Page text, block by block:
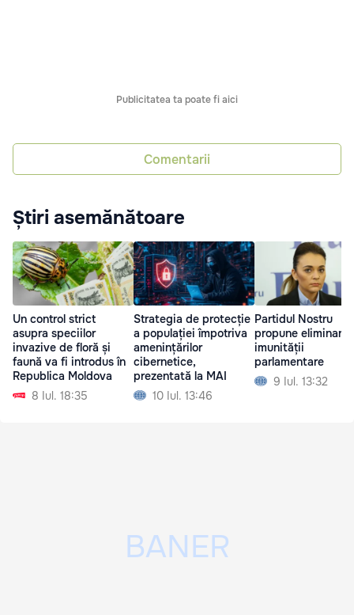
Publicitatea ta poate fi aici
Comentarii
Știri asemănătoare
Un control strict
asupra speciilor
invazive de floră și
faună va fi introdus în
Republica Moldova
8 Iul. 18:35
Strategia de protecție
a populației împotriva
amenințărilor
cibernetice,
prezentată la MAI
10 Iul. 13:46
Partidul Nostru
propune eliminarea
imunității
parlamentare
9 Iul. 13:32